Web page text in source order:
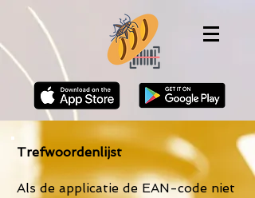
Trefwoordenlijst
Als de applicatie de EAN-code niet